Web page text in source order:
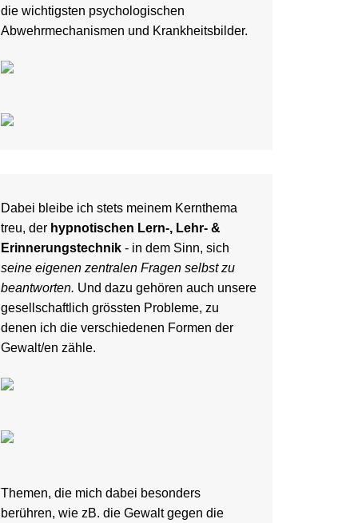
die wichtigsten psychologischen
Abwehrmechanismen und Krankheitsbilder.
Dabei bleibe ich stets meinem Kernthema
treu, der hypnotischen Lern-, Lehr- &
Erinnerungstechnik - in dem Sinn, sich
seine eigenen zentralen Fragen selbst zu
beantworten. Und dazu gehören auch unsere
gesellschaftlich grössten Probleme, zu
denen ich die verschiedenen Formen der
Gewalt/en zähle.
Themen, die mich dabei besonders
berühren, wie zB. die Gewalt gegen die